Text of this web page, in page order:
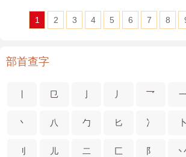
1 2 3 4 5 6 7 8
部首查字
㔾 丿 乛
丶 八 勹 匕 冫 卜
刂 儿 二 匚 阝